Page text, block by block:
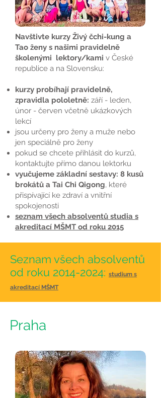
Navštivte kurzy Živý čchi-kung a
Tao ženy s našimi pravidelně
školenými lektory/kami v České
republice a na Slovensku:
kurzy probíhají pravidelně,
zpravidla pololetně: září - leden,
únor - červen včetně ukázkových
lekcí
jsou určeny pro ženy a muže nebo
jen speciálně pro ženy
pokud se chcete přihlásit do kurzů,
kontaktujte přímo danou lektorku
vyučujeme základní sestavy: 8 kusů
brokátů a Tai Chi Qigong, které
přispívající ke zdraví a vnitřní
spokojenosti
seznam všech absolventů studia s
akreditací MŠMT od roku 2015
Seznam všech absolventů
od roku 2014-2024: studium s
akreditací MŠMT
Praha